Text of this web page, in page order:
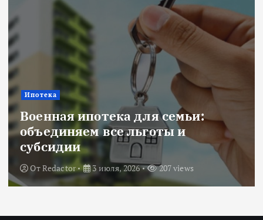
Ипотека
Военная ипотека для семьи:
объединяем все льготы и
субсидии
ОтRedactor 3 июля, 2026 207 views